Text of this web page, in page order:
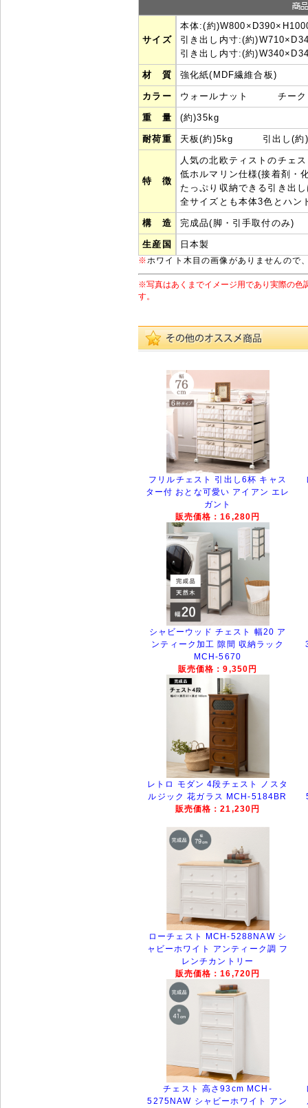
サイズ
本体:(約
引き出し内寸:(約
引き出し内寸:(約
材 質 強化紙(MDF繊維合板)
カラー ウォールナット チー
重 量 (約)35kg
耐荷重 天板(約)5kg 引出し(約
特 徴
人気の北欧ティストのチェ
低ホルマリン仕様(接着剤
たっぷり収納できる引き出
全サイズとも本体3色とハン
構 造 完成品(脚・引手取付のみ)
生産国 日本製
※ ホワイト木目の画像がありませんの
※写真はあくまでイメージ用であり実際の色
す。
フリルチェスト 引出し6杯 キャス
ター付 おとな可愛い アイアン エレ
ガント
販売価格：16,280円
シャビーウッド チェスト 幅20 ア
ンティーク加工 隙間 収納ラック
MCH-5670
販売価格：9,350円
レトロ モダン 4段チェスト ノスタ
ルジック 花ガラス MCH-5184BR
販売価格：21,230円
ローチェスト MCH-5288NAW シ
ャビーホワイト アンティーク調 フ
レンチカントリー
販売価格：16,720円
チェスト 高さ93cm MCH-
5275NAW シャビーホワイト アン